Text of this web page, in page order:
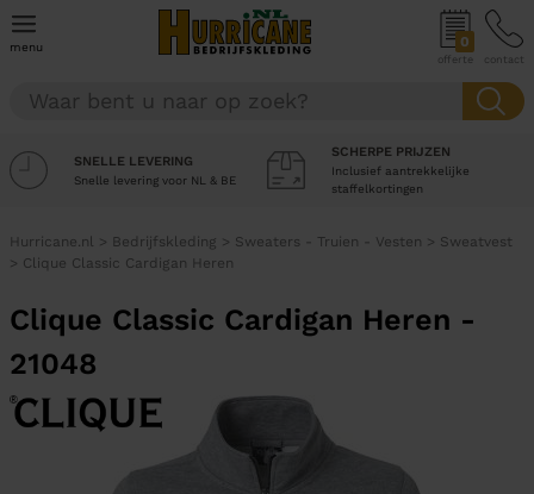
menu 0
offerte contact
SNELLE LEVERING
Snelle levering voor NL & BE
SCHERPE PRIJZEN
Inclusief aantrekkelijke
staffelkortingen
Hurricane.nl > Bedrijfskleding > Sweaters - Truien - Vesten > Sweatvest
> Clique Classic Cardigan Heren
Clique Classic Cardigan Heren -
21048